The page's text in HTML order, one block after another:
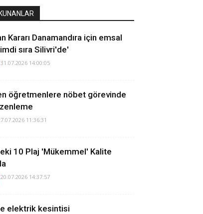
Kararı Danamandıra için emsal
sıra Silivri'de'
31.07.2026 14:00:05
öğretmenlere nöbet görevinde
11:36:31
10 Plaj 'Mükemmel' Kalite
20.07.2026 14:37:57
elektrik kesintisi